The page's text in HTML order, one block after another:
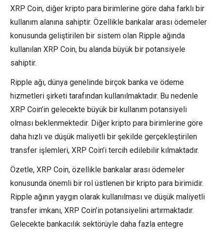
XRP Coin, diğer kripto para birimlerine göre daha farklı bir
kullanım alanına sahiptir. Özellikle bankalar arası ödemeler
konusunda geliştirilen bir sistem olan Ripple ağında
kullanılan XRP Coin, bu alanda büyük bir potansiyele
sahiptir.
Ripple ağı, dünya genelinde birçok banka ve ödeme
hizmetleri şirketi tarafından kullanılmaktadır. Bu nedenle
XRP Coin’in gelecekte büyük bir kullanım potansiyeli
olması beklenmektedir. Diğer kripto para birimlerine göre
daha hızlı ve düşük maliyetli bir şekilde gerçekleştirilen
transfer işlemleri, XRP Coin’i tercih edilebilir kılmaktadır.
Özetle, XRP Coin, özellikle bankalar arası ödemeler
konusunda önemli bir rol üstlenen bir kripto para birimidir.
Ripple ağının yaygın olarak kullanılması ve düşük maliyetli
transfer imkanı, XRP Coin’in potansiyelini artırmaktadır.
Gelecekte bankacılık sektörüyle daha fazla entegre